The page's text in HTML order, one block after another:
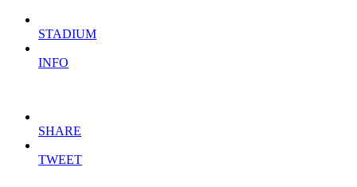
STADIUM
INFO
SHARE
TWEET